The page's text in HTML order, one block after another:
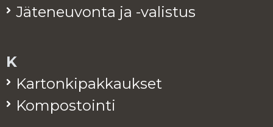
Jä­te­neu­von­ta ja -va­lis­tus
K
Kar­ton­ki­pak­kauk­set
Kom­pos­toin­ti